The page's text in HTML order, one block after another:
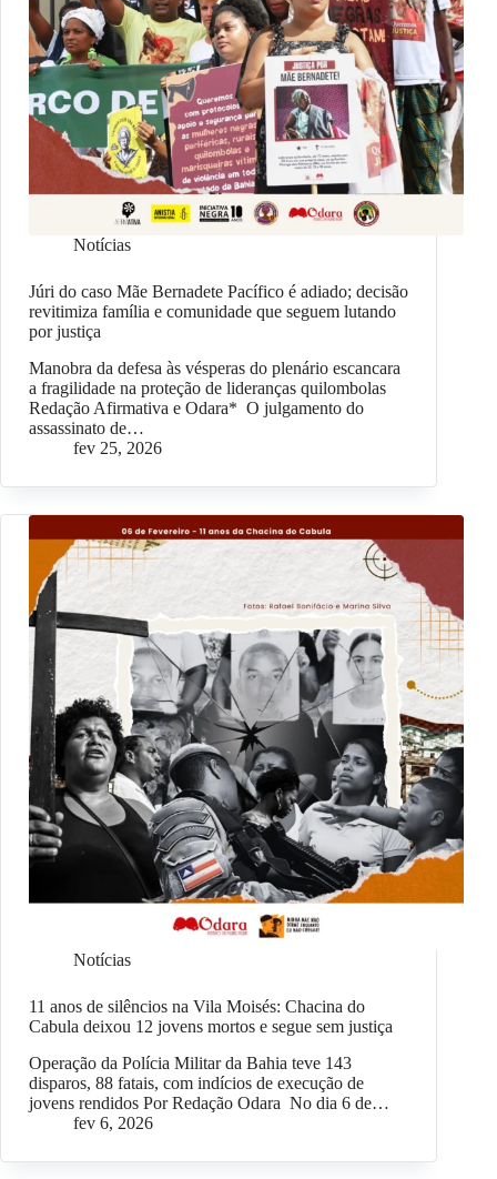
Notícias
Júri do caso Mãe Bernadete Pacífico é adiado; decisão
revitimiza família e comunidade que seguem lutando
por justiça
Manobra da defesa às vésperas do plenário escancara
a fragilidade na proteção de lideranças quilombolas
Redação Afirmativa e Odara* O julgamento do
assassinato de…
fev 25, 2026
Notícias
11 anos de silêncios na Vila Moisés: Chacina do
Cabula deixou 12 jovens mortos e segue sem justiça
Operação da Polícia Militar da Bahia teve 143
disparos, 88 fatais, com indícios de execução de
jovens rendidos Por Redação Odara No dia 6 de…
fev 6, 2026